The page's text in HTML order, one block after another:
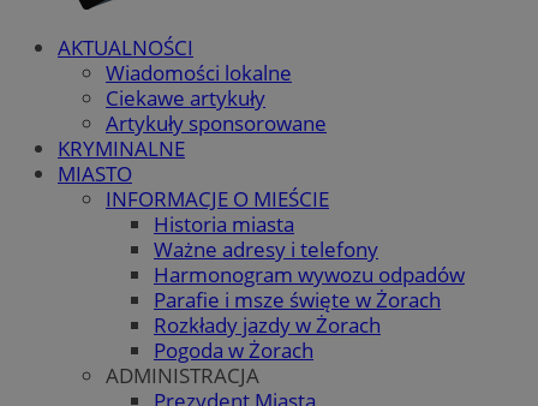
AKTUALNOŚCI
Wiadomości lokalne
Ciekawe artykuły
Artykuły sponsorowane
KRYMINALNE
MIASTO
INFORMACJE O MIEŚCIE
Historia miasta
Ważne adresy i telefony
Harmonogram wywozu odpadów
Parafie i msze święte w Żorach
Rozkłady jazdy w Żorach
Pogoda w Żorach
ADMINISTRACJA